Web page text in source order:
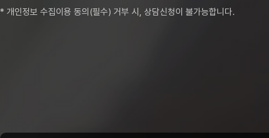
* 개인정보 수집이용 동의(필수) 거부 시, 상담신청이 불가능합니다.